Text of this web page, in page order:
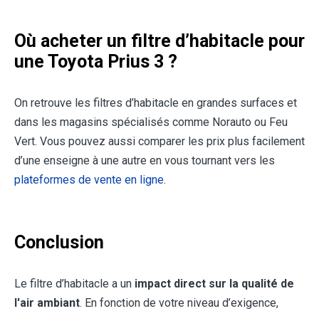
Où acheter un filtre d’habitacle pour
une Toyota Prius 3 ?
On retrouve les filtres d’habitacle en grandes surfaces et
dans les magasins spécialisés comme Norauto ou Feu
Vert. Vous pouvez aussi comparer les prix plus facilement
d’une enseigne à une autre en vous tournant vers les
plateformes de vente en ligne.
Conclusion
Le filtre d’habitacle a un impact direct sur la qualité de
l'air ambiant. En fonction de votre niveau d’exigence,